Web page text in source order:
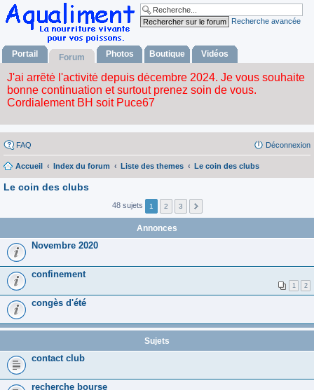
Recherche avancée
Portail Forum Photos Boutique Vidéos
FAQ Déconnexion
Accueil Index du forum Liste des themes Le coin des clubs
Le coin des clubs
48 sujets 1 2 3
Annonces
Novembre 2020
confinement
1 2
congès d'été
Sujets
contact club
recherche bourse